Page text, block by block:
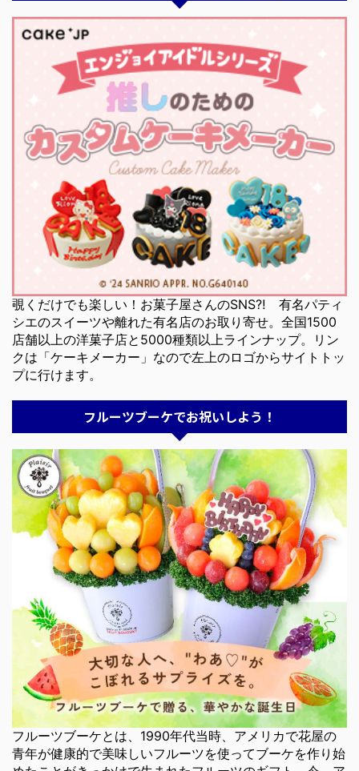
覗くだけでも楽しい！お菓子屋さんのSNS⁈ 有名パティ
シエのスイーツや離れた有名店のお取り寄せ。全国1500
店舗以上の洋菓子店と5000種類以上ラインナップ。リン
クは「ケーキメーカー」なので左上のロゴからサイトトッ
プに行けます。
フルーツブーケでお祝いしよう！
フルーツブーケとは、1990年代当時、アメリカで花屋の
青年が健康的で美味しいフルーツを使ってブーケを作り始